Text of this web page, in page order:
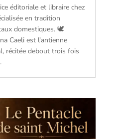
éditoriale et libraire chez
en tradition
domestiques. 🕊️
Caeli est l'antienne
récitée debout trois fois